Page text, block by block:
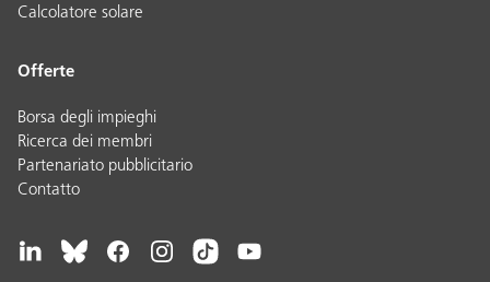
Calcolatore solare
Offerte
Borsa degli impieghi
Ricerca dei membri
Partenariato pubblicitario
Contatto